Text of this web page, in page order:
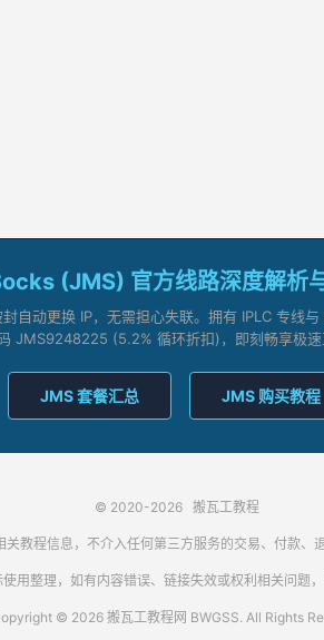
(JMS) 官方线路深度解析
自动更换 IP，无需担心失联。拥有 IPLC 专线
JMS9248225 (5.2% 循环折扣)，即刻畅享极速
JMS 套餐汇总 JMS 购买教程
© 2020-2026 搬瓦工教程
教程信息，不介入任何第三方服务的交易、付款、
用整理，如有内容错误、链接失效或权利相关问题
© 2026 搬瓦工教程网 BWGSS. All Rights